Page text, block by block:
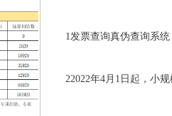
1发票查询真伪查询系统
22022年4月1日起，小规